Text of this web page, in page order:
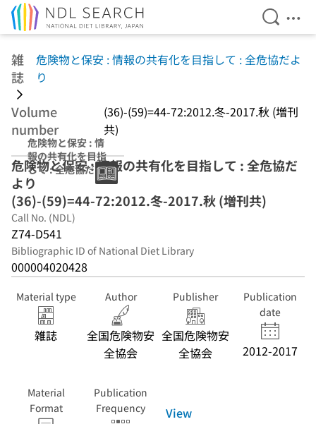
Open
雑
誌
危険物と保安 : 情報の共有化を目指して : 全危協だよ
り
Volume
number
(36)-(59)=44-72:2012.冬-2017.秋 (増刊
共)
危険物と保安 : 情
報の共有化を目指
して : 全危協だよ
り (36)-(59)=44-
72:2012.冬-2017.
秋 (増刊共)
危険物と保安 : 情報の共有化を目指して : 全危協だ
より
(36)-(59)=44-72:2012.冬-2017.秋 (増刊共)
Call No. (NDL)
Z74-D541
Bibliographic ID of National Diet Library
000004020428
Material type
雑誌
Author
全国危険物安
全協会
Publisher
全国危険物安
全協会
Publication
date
2012-2017
Material
Format
Publication
Frequency
View